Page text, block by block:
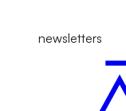
newsletters